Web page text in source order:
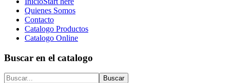
Quienes Somos
Contacto
Catalogo Productos
Catalogo Online
Buscar en el catalogo